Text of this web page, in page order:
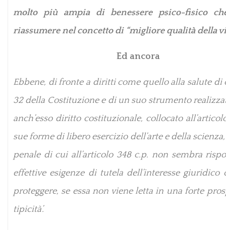
molto più ampia di benessere psico-fisico
riassumere nel concetto di “migliore qualità della
Ed ancora
Ebbene, di fronte a diritti come quello alla salute di
32 della Costituzione e di un suo strumento
anch’esso diritto costituzionale, collocato
sue forme di libero esercizio dell’arte e della
penale di cui all’articolo 348 c.p. non sembra
effettive esigenze di tutela dell’interesse giuridico
proteggere, se essa non viene letta in una forte
tipicità’.